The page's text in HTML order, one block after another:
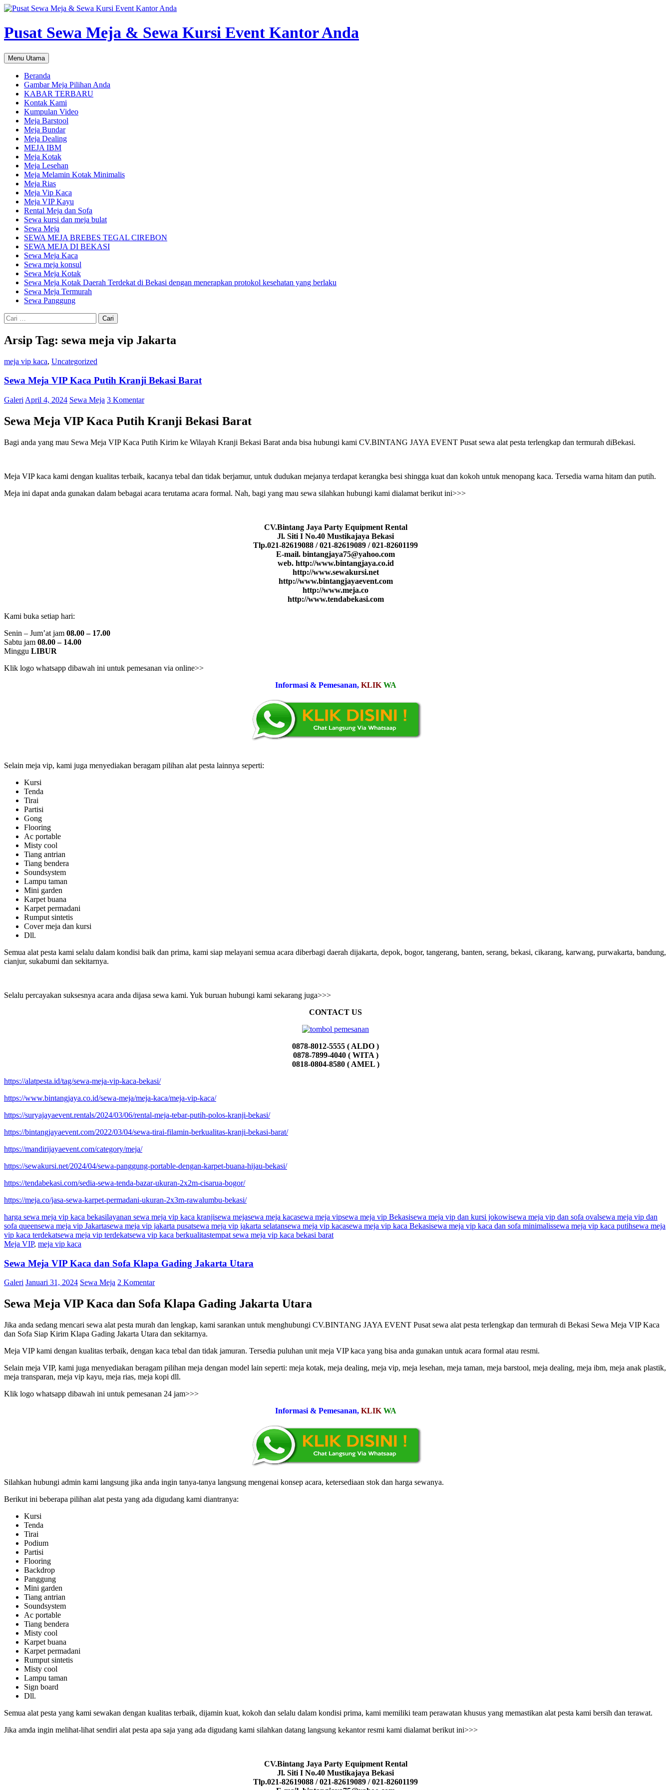
Pusat Sewa Meja & Sewa Kursi Event Kantor Anda
Cari
Menu Utama Langsung
ke
isi
Beranda
Gambar Meja Pilihan Anda
KABAR TERBARU
Kontak Kami
Kumpulan Video
Meja Barstool
Meja Bundar
Meja Dealing
MEJA IBM
Meja Kotak
Meja Lesehan
Meja Melamin Kotak Minimalis
Meja Rias
Meja Vip Kaca
Meja VIP Kayu
Rental Meja dan Sofa
Sewa kursi dan meja bulat
Sewa Meja
SEWA MEJA BREBES TEGAL CIREBON
SEWA MEJA DI BEKASI
Sewa Meja Kaca
Sewa meja konsul
Sewa Meja Kotak
Sewa Meja Kotak Daerah Terdekat di Bekasi dengan menerapkan protokol kesehatan yang berlaku
Sewa Meja Termurah
Sewa Panggung
Cari
untuk:
Arsip Tag: sewa meja vip Jakarta
meja vip kaca, Uncategorized
Sewa Meja VIP Kaca Putih Kranji Bekasi Barat
Galeri April 4, 2024 Sewa Meja 3 Komentar
Sewa Meja VIP Kaca Putih Kranji Bekasi Barat
Bagi anda yang mau Sewa Meja VIP Kaca Putih Kirim ke Wilayah Kranji Bekasi Barat anda bisa hubungi kami CV.BINTANG JAYA EVENT Pusat sewa alat pesta terlengkap dan termurah diBekasi.
Meja VIP kaca kami dengan kualitas terbaik, kacanya tebal dan tidak berjamur, untuk dudukan mejanya terdapat kerangka besi shingga kuat dan kokoh untuk menopang kaca. Tersedia warna hitam dan putih.
Meja ini dapat anda gunakan dalam bebagai acara terutama acara formal. Nah, bagi yang mau sewa silahkan hubungi kami dialamat berikut ini>>>
CV.Bintang Jaya Party Equipment Rental
Jl. Siti I No.40 Mustikajaya Bekasi
Tlp.021-82619088 / 021-82619089 / 021-82601199
E-mail. bintangjaya75@yahoo.com
web. http://www.bintangjaya.co.id
http://www.sewakursi.net
http://www.bintangjayaevent.com
http://www.meja.co
http://www.tendabekasi.com
Kami buka setiap hari:
Senin – Jum’at jam 08.00 – 17.00
Sabtu jam 08.00 – 14.00
Minggu LIBUR
Klik logo whatsapp dibawah ini untuk pemesanan via online>>
Informasi & Pemesanan, KLIK WA
Selain meja vip, kami juga menyediakan beragam pilihan alat pesta lainnya seperti:
Kursi
Tenda
Tirai
Partisi
Gong
Flooring
Ac portable
Misty cool
Tiang antrian
Tiang bendera
Soundsystem
Lampu taman
Mini garden
Karpet buana
Karpet permadani
Rumput sintetis
Cover meja dan kursi
Dll.
Semua alat pesta kami selalu dalam kondisi baik dan prima, kami siap melayani semua acara diberbagi daerah dijakarta, depok, bogor, tangerang, banten, serang, bekasi, cikarang, karwang, purwakarta, bandung,
cianjur, sukabumi dan sekitarnya.
Selalu percayakan suksesnya acara anda dijasa sewa kami. Yuk buruan hubungi kami sekarang juga>>>
CONTACT US
0878-8012-5555 ( ALDO )
0878-7899-4040 ( WITA )
0818-0804-8580 ( AMEL )
https://alatpesta.id/tag/sewa-meja-vip-kaca-bekasi/
https://www.bintangjaya.co.id/sewa-meja/meja-kaca/meja-vip-kaca/
https://suryajayaevent.rentals/2024/03/06/rental-meja-tebar-putih-polos-kranji-bekasi/
https://bintangjayaevent.com/2022/03/04/sewa-tirai-filamin-berkualitas-kranji-bekasi-barat/
https://mandirijayaevent.com/category/meja/
https://sewakursi.net/2024/04/sewa-panggung-portable-dengan-karpet-buana-hijau-bekasi/
https://tendabekasi.com/sedia-sewa-tenda-bazar-ukuran-2x2m-cisarua-bogor/
https://meja.co/jasa-sewa-karpet-permadani-ukuran-2x3m-rawalumbu-bekasi/
harga sewa meja vip kaca bekasilayanan sewa meja vip kaca kranjisewa mejasewa meja kacasewa meja vipsewa meja vip Bekasisewa meja vip dan kursi jokowisewa meja vip dan sofa ovalsewa meja vip dan
sofa queensewa meja vip Jakartasewa meja vip jakarta pusatsewa meja vip jakarta selatansewa meja vip kacasewa meja vip kaca Bekasisewa meja vip kaca dan sofa minimalissewa meja vip kaca putihsewa meja
vip kaca terdekatsewa meja vip terdekatsewa vip kaca berkualitastempat sewa meja vip kaca bekasi barat
Meja VIP, meja vip kaca
Sewa Meja VIP Kaca dan Sofa Klapa Gading Jakarta Utara
Galeri Januari 31, 2024 Sewa Meja 2 Komentar
Sewa Meja VIP Kaca dan Sofa Klapa Gading Jakarta Utara
Jika anda sedang mencari sewa alat pesta murah dan lengkap, kami sarankan untuk menghubungi CV.BINTANG JAYA EVENT Pusat sewa alat pesta terlengkap dan termurah di Bekasi Sewa Meja VIP Kaca
dan Sofa Siap Kirim Klapa Gading Jakarta Utara dan sekitarnya.
Meja VIP kami dengan kualitas terbaik, dengan kaca tebal dan tidak jamuran. Tersedia puluhan unit meja VIP kaca yang bisa anda gunakan untuk acara formal atau resmi.
Selain meja VIP, kami juga menyediakan beragam pilihan meja dengan model lain seperti: meja kotak, meja dealing, meja vip, meja lesehan, meja taman, meja barstool, meja dealing, meja ibm, meja anak plastik,
meja transparan, meja vip kayu, meja rias, meja kopi dll.
Klik logo whatsapp dibawah ini untuk pemesanan 24 jam>>>
Informasi & Pemesanan, KLIK WA
Silahkan hubungi admin kami langsung jika anda ingin tanya-tanya langsung mengenai konsep acara, ketersediaan stok dan harga sewanya.
Berikut ini beberapa pilihan alat pesta yang ada digudang kami diantranya:
Kursi
Tenda
Tirai
Podium
Partisi
Flooring
Backdrop
Panggung
Mini garden
Tiang antrian
Soundsystem
Ac portable
Tiang bendera
Misty cool
Karpet buana
Karpet permadani
Rumput sintetis
Misty cool
Lampu taman
Sign board
Dll.
Semua alat pesta yang kami sewakan dengan kualitas terbaik, dijamin kuat, kokoh dan selalu dalam kondisi prima, kami memiliki team perawatan khusus yang memastikan alat pesta kami bersih dan terawat.
Jika amda ingin melihat-lihat sendiri alat pesta apa saja yang ada digudang kami silahkan datang langsung kekantor resmi kami dialamat berikut ini>>>
CV.Bintang Jaya Party Equipment Rental
Jl. Siti I No.40 Mustikajaya Bekasi
Tlp.021-82619088 / 021-82619089 / 021-82601199